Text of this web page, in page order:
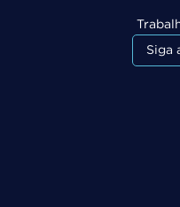
Siga